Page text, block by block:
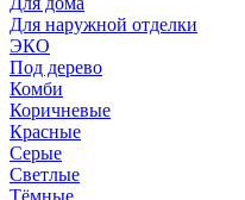
Для наружной отделки
ЭКO
Под дерево
Комби
Коричневые
Красные
Серые
Светлые
Тёмные